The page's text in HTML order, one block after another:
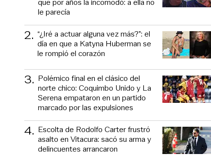
le parecía
2. “¿Iré a actuar alguna vez más?”: el
día en que a Katyna Huberman se
le rompió el corazón
3. Polémico final en el clásico del
norte chico: Coquimbo Unido y La
Serena empataron en un partido
marcado por las expulsiones
4. Escolta de Rodolfo Carter frustró
asalto en Vitacura: sacó su arma y
delincuentes arrancaron